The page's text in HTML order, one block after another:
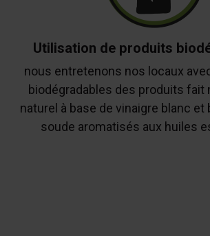
Utilisation de produits
nous entretenons nos locaux
biodégradables des produits fait
naturel à base de vinaigre blanc et
soude aromatisés aux huiles